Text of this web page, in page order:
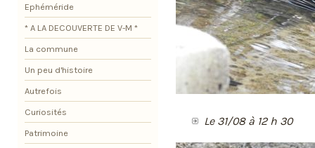
Le 31/08 à 12 h 30
Ephéméride
* A LA DECOUVERTE DE V-M *
La commune
Un peu d'histoire
Autrefois
Curiosités
Patrimoine